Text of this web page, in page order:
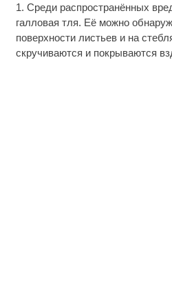
1. Среди распространённых
галловая тля. Её можно
поверхности листьев и на
скручиваются и покрываются